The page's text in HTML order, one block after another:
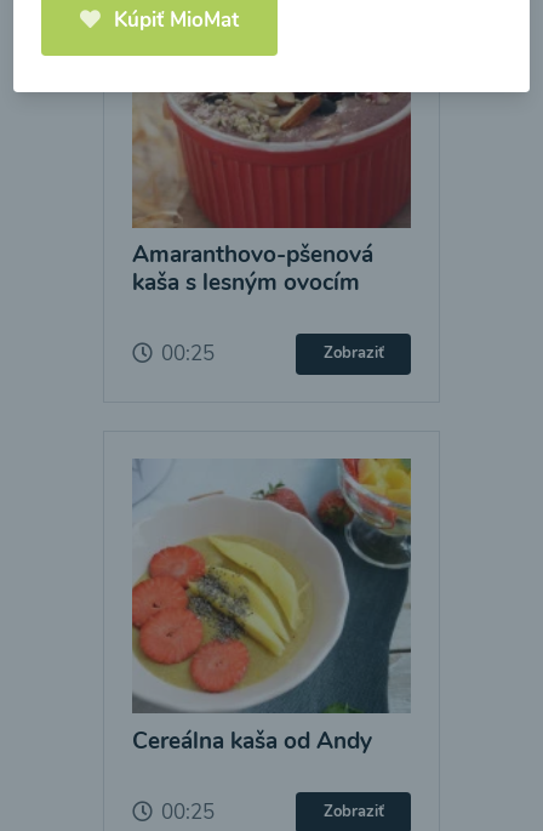
Amaranthovo-pšenová
kaša s lesným ovocím
00:25 Zobraziť
Cereálna kaša od Andy
00:25 Zobraziť
Kúpiť MioMat